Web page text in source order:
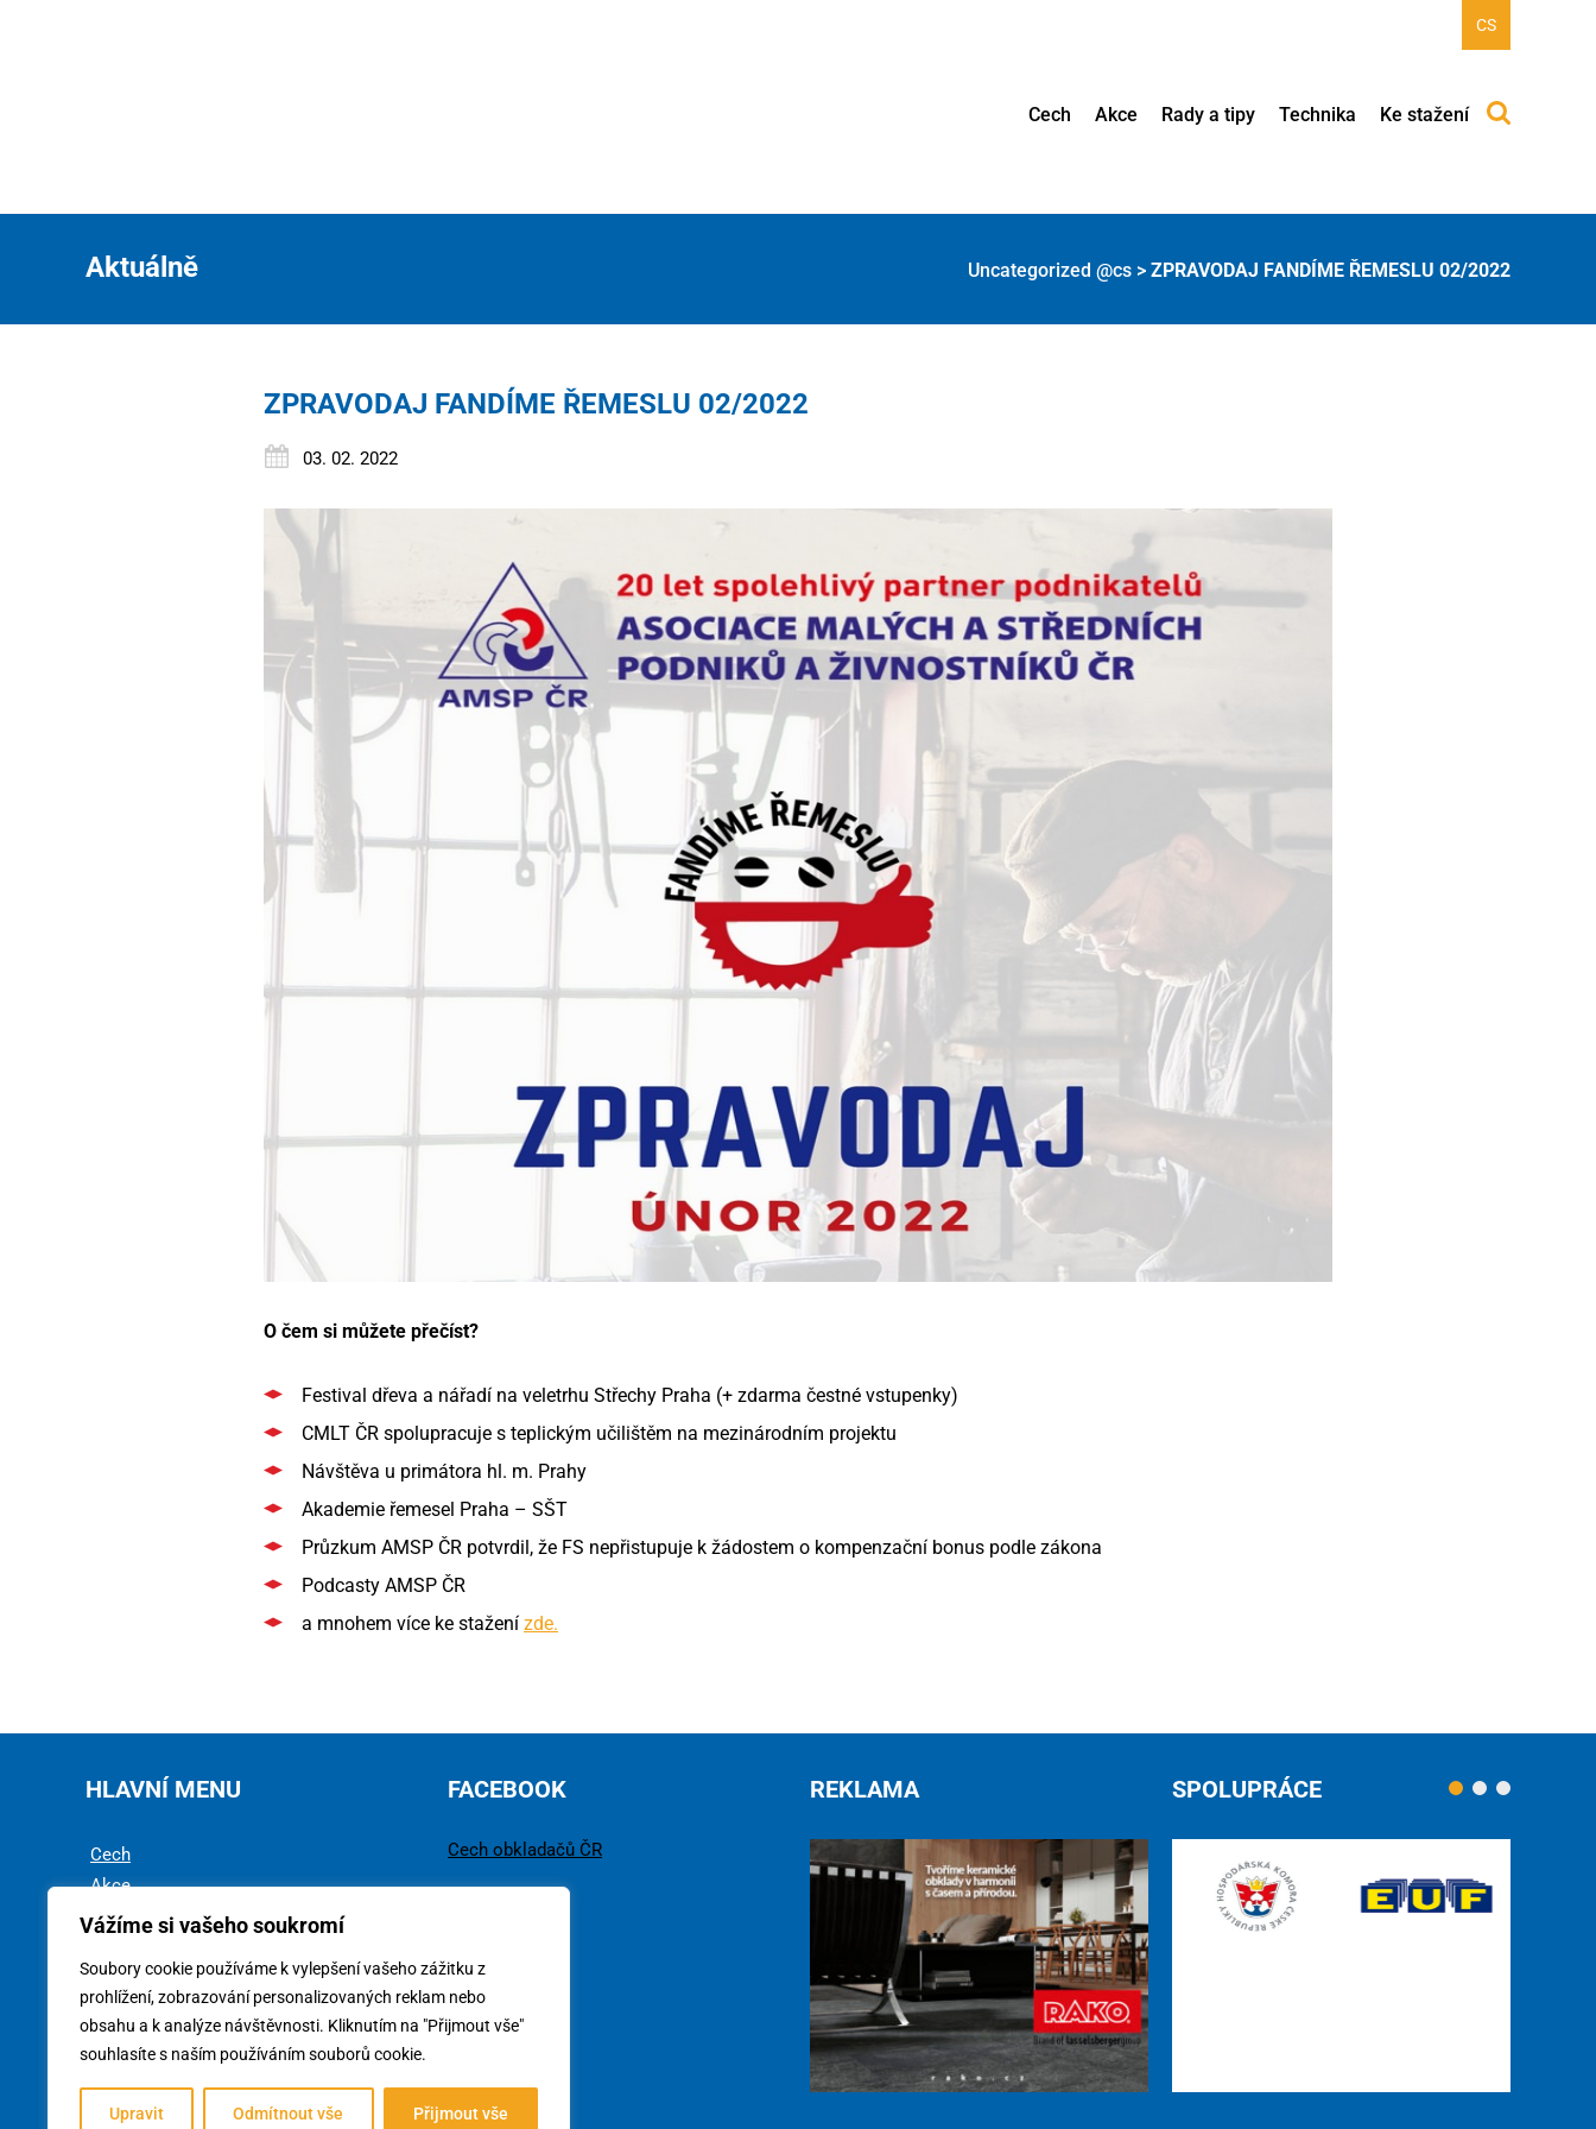
Vážíme si vašeho soukromí
Soubory cookie používáme k vylepšení vašeho zážitku z
prohlížení, zobrazování personalizovaných reklam nebo
obsahu a k analýze návštěvnosti. Kliknutím na "Přijmout vše"
souhlasíte s naším používáním souborů cookie.
Upravit Odmítnout vše Přijmout vše
CS
Cech Akce Rady a tipy Technika Ke stažení
Aktuálně Uncategorized @cs > ZPRAVODAJ FANDÍME ŘEMESLU 02/2022
ZPRAVODAJ FANDÍME ŘEMESLU 02/2022
03. 02. 2022
O čem si můžete přečíst?
Festival dřeva a nářadí na veletrhu Střechy Praha (+ zdarma čestné vstupenky)
CMLT ČR spolupracuje s teplickým učilištěm na mezinárodním projektu
Návštěva u primátora hl. m. Prahy
Akademie řemesel Praha – SŠT
Průzkum AMSP ČR potvrdil, že FS nepřistupuje k žádostem o kompenzační bonus podle zákona
Podcasty AMSP ČR
a mnohem více ke stažení zde.
HLAVNÍ MENU
Cech
Akce
Rady a tipy
Ke stažení
FACEBOOK
Cech obkladačů ČR
REKLAMA SPOLUPRÁCE